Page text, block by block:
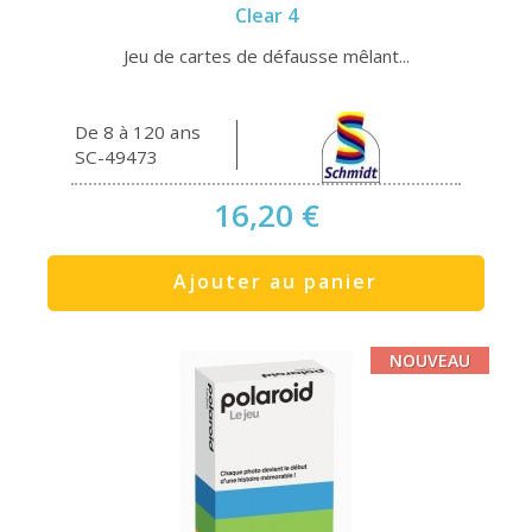
Clear 4
Jeu de cartes de défausse mêlant...
De 8 à 120 ans
SC-49473
16,20 €
Ajouter au panier
NOUVEAU